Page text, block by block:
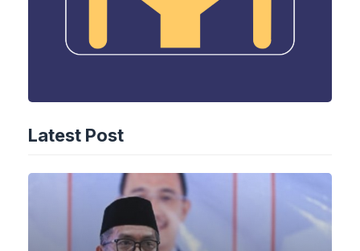
Latest Post